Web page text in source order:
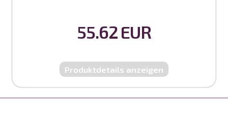
55.62 EUR
Produktdetails anzeigen